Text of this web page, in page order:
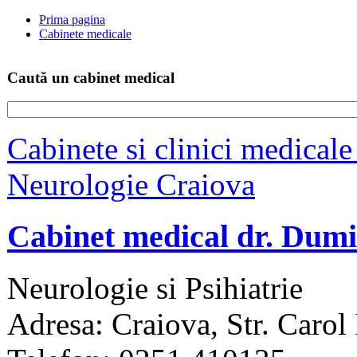
Prima pagina
Cabinete medicale
Caută un cabinet medical
Cabinete si clinici
Neurologie Craiova
Cabinet medical dr.
Neurologie si Psihiatrie
Adresa: Craiova, Str.